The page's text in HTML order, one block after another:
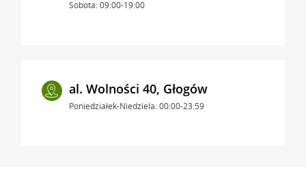
Sobota: 09:00-19:00
al. Wolności 40, Głogów
Poniedziałek-Niedziela: 00:00-23:59